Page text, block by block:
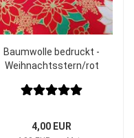
Baumwolle bedruckt -
Weihnachtsstern/rot
4,00 EUR